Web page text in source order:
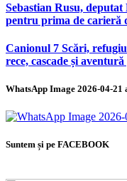
Sebastian Rusu,
pentru prima de carieră
Canionul 7 Scări,
rece, cascade și
WhatsApp Image 2026-04-21
Suntem și pe FACEBOOK